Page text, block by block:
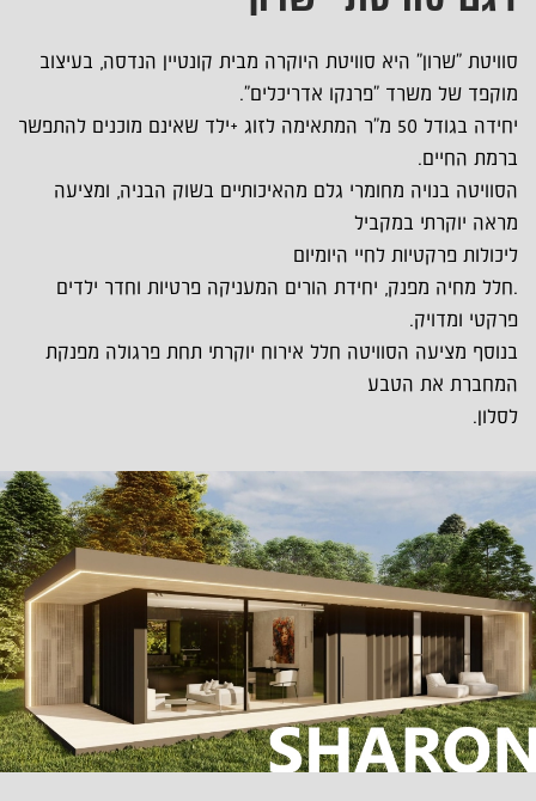
סוויטת "שרון" היא סוויטת היוקרה מבית קונטיין הנדסה, בעיצוב
מוקפד של משרד "פרנקו אדריכלים".
יחידה בגודל 50 מ"ר המתאימה לזוג +ילד שאינם מוכנים להתפשר
ברמת החיים.
הסוויטה בנויה מחומרי גלם מהאיכותיים בשוק הבניה, ומציעה
מראה יוקרתי במקביל
ליכולות פרקטיות לחיי היומיום
.חלל מחיה מפנק, יחידת הורים המעניקה פרטיות וחדר ילדים
פרקטי ומדויק.
בנוסף מציעה הסוויטה חלל אירוח יוקרתי תחת פרגולה מפנקת
המחברת את הטבע
לסלון.